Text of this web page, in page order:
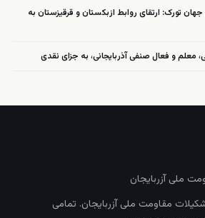
تورک: ارتقای روابط ازبکستان و قرقیزستان به
معلم و فعال صنفی آذربایجانی، به جزای نقدی
ملی آزربایجان
مقاومت ملی آزربایجان. تمامی